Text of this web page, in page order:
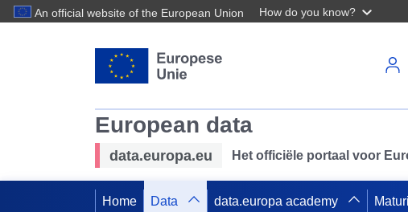
An official website of the European Union How do you know?
European data
data.europa.eu Het officiële portaal voor
Home Data data.europa academy